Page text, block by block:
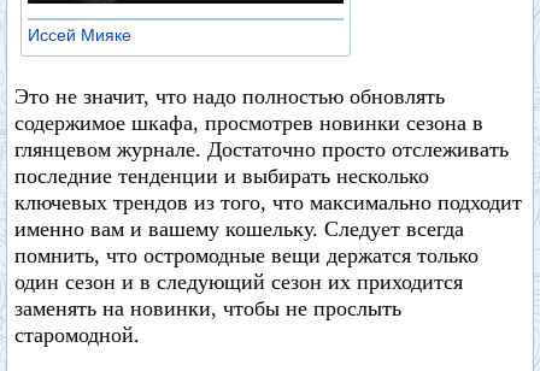
Иссей Мияке
Это не значит, что надо полностью обновлять
содержимое шкафа, просмотрев новинки сезона в
глянцевом журнале. Достаточно просто отслеживать
последние тенденции и выбирать несколько
ключевых трендов из того, что максимально подходит
именно вам и вашему кошельку. Следует всегда
помнить, что остромодные вещи держатся только
один сезон и в следующий сезон их приходится
заменять на новинки, чтобы не прослыть
старомодной.